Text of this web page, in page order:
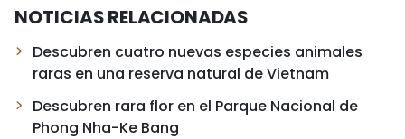
NOTICIAS RELACIONADAS
Descubren cuatro nuevas especies animales
raras en una reserva natural de Vietnam
Descubren rara flor en el Parque Nacional de
Phong Nha-Ke Bang